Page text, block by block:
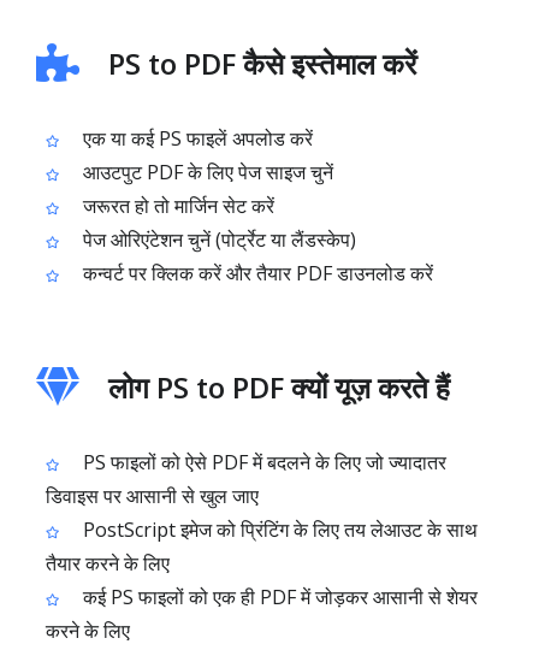
PS to PDF कैसे इस्तेमाल करें
एक या कई PS फाइलें अपलोड करें
आउटपुट PDF के लिए पेज साइज चुनें
जरूरत हो तो मार्जिन सेट करें
पेज ओरिएंटेशन चुनें (पोर्ट्रेट या लैंडस्केप)
कन्वर्ट पर क्लिक करें और तैयार PDF डाउनलोड करें
लोग PS to PDF क्यों यूज़ करते हैं
PS फाइलों को ऐसे PDF में बदलने के लिए जो ज्यादातर
डिवाइस पर आसानी से खुल जाए
PostScript इमेज को प्रिंटिंग के लिए तय लेआउट के साथ
तैयार करने के लिए
कई PS फाइलों को एक ही PDF में जोड़कर आसानी से शेयर
करने के लिए